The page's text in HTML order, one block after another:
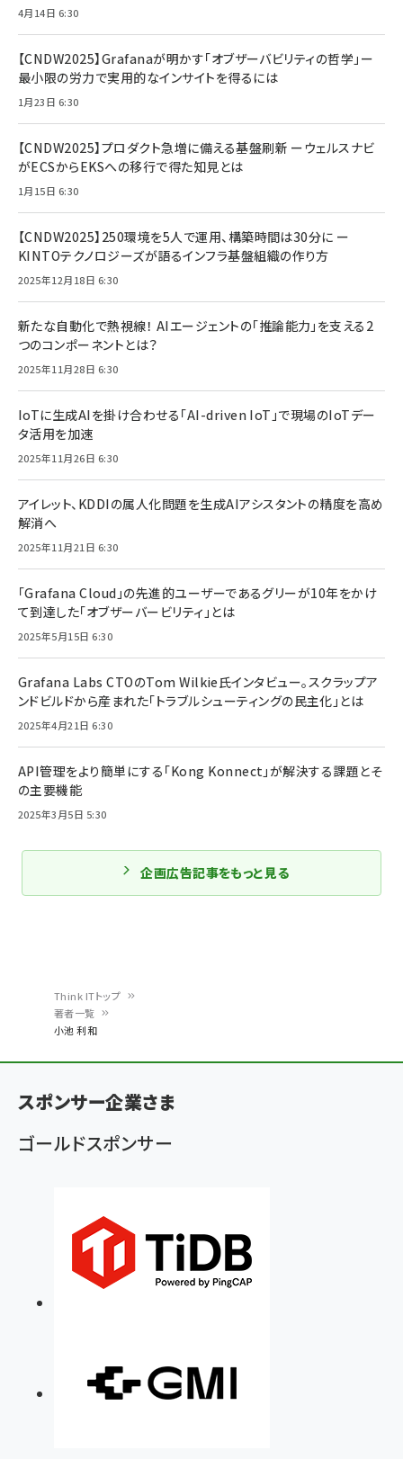
ン
く
ず
Think ITトップ
著者一覧
小池 利和
4月14日 6:30
【CNDW2025】Grafanaが明かす「オブザーバビリティの哲学」ー
最小限の労力で実用的なインサイトを得るには
1月23日 6:30
【CNDW2025】プロダクト急増に備える基盤刷新 ーウェルスナビ
がECSからEKSへの移行で得た知見とは
1月15日 6:30
【CNDW2025】250環境を5人で運用、構築時間は30分に ー
KINTOテクノロジーズが語るインフラ基盤組織の作り方
2025年12月18日 6:30
新たな自動化で熱視線！ AIエージェントの「推論能力」を支える2
つのコンポーネントとは？
2025年11月28日 6:30
IoTに生成AIを掛け合わせる「AI-driven IoT」で現場のIoTデー
タ活用を加速
2025年11月26日 6:30
アイレット、KDDIの属人化問題を生成AIアシスタントの精度を高め
解消へ
2025年11月21日 6:30
「Grafana Cloud」の先進的ユーザーであるグリーが10年をかけ
て到達した「オブザーバービリティ」とは
2025年5月15日 6:30
Grafana Labs CTOのTom Wilkie氏インタビュー。スクラップア
ンドビルドから産まれた「トラブルシューティングの民主化」とは
2025年4月21日 6:30
API管理をより簡単にする「Kong Konnect」が解決する課題とそ
の主要機能
2025年3月5日 5:30
企画広告記事をもっと見る
スポンサー企業さま
ゴールドスポンサー